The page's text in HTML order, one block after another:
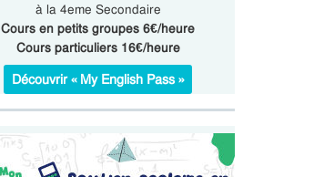
à la 4eme Secondaire
Cours en petits groupes 6€/heure
Cours particuliers 16€/heure
Découvrir « My English Pass »